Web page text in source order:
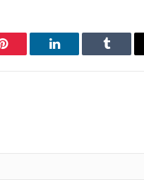
Pinterest LinkedIn Tumblr